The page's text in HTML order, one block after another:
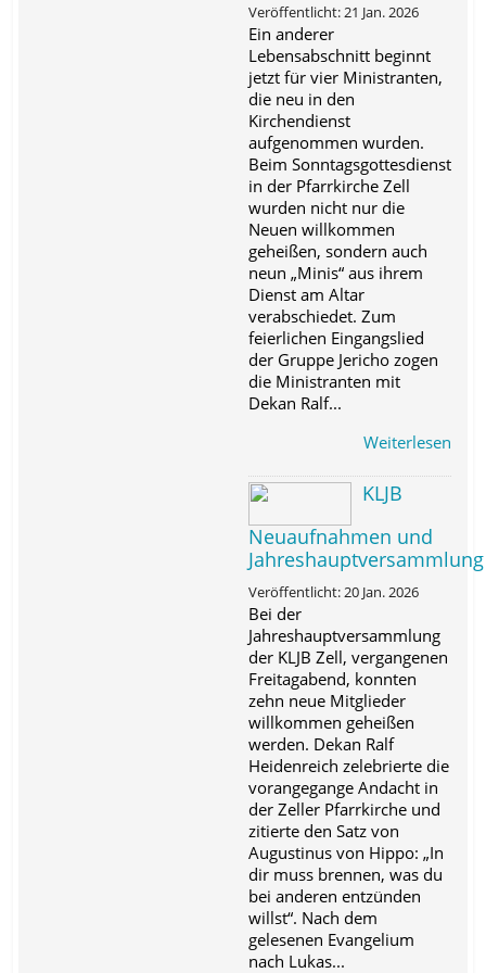
Veröffentlicht: 21 Jan. 2026
Ein anderer
Lebensabschnitt beginnt
jetzt für vier Ministranten,
die neu in den
Kirchendienst
aufgenommen wurden.
Beim Sonntagsgottesdienst
in der Pfarrkirche Zell
wurden nicht nur die
Neuen willkommen
geheißen, sondern auch
neun „Minis“ aus ihrem
Dienst am Altar
verabschiedet. Zum
feierlichen Eingangslied
der Gruppe Jericho zogen
die Ministranten mit
Dekan Ralf...
Weiterlesen
KLJB
Neuaufnahmen und
Jahreshauptversammlung
Veröffentlicht: 20 Jan. 2026
Bei der
Jahreshauptversammlung
der KLJB Zell, vergangenen
Freitagabend, konnten
zehn neue Mitglieder
willkommen geheißen
werden. Dekan Ralf
Heidenreich zelebrierte die
vorangegange Andacht in
der Zeller Pfarrkirche und
zitierte den Satz von
Augustinus von Hippo: „In
dir muss brennen, was du
bei anderen entzünden
willst“. Nach dem
gelesenen Evangelium
nach Lukas...